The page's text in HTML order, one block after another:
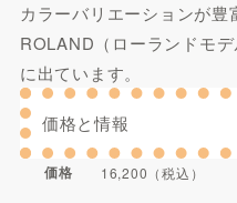
カラーバリエーションが
ROLAND（ローランドモ
に出ています。
価格と情報
価格 16,200（税込）